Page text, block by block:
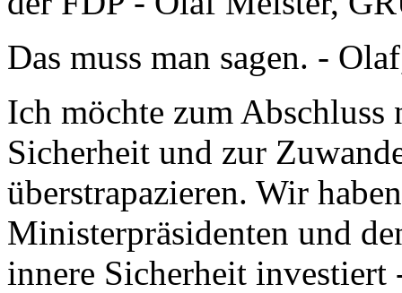
Das muss man sagen. -
Ich möchte zum Abschluss
Sicherheit und zur
überstrapazieren. Wir
Ministerpräsidenten und
innere Sicherheit investiert